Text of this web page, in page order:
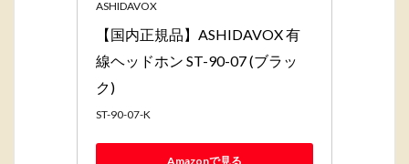
ASHIDAVOX
【国内正規品】ASHIDAVOX 有
線ヘッドホン ST-90-07 (ブラッ
ク)
ST-90-07-K
Amazonで見る